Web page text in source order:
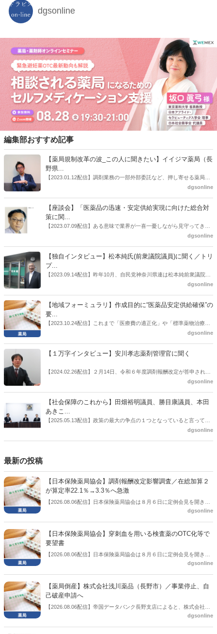
dgsonline
編集部おすすめ記事
【薬局規制改革の波_この人に聞きたい】イイジマ薬局（長
野県...
【2023.01.12配信】調剤業務の一部外部委託など、押し寄せる薬局業
界への規制改革の波。この規制改革の波を薬局業界はどう受け止めた
はないだろうか。本紙ではこうした問題について、厚労省「薬局薬剤
師の業務及び薬局の機能に関するワーキンググループ」に参考人とし
ても出席していたイイジマ薬局（長野県上田市）開設者である飯島裕
dgsonline
【座談会】「医薬品の迅速・安定供給実現に向けた総合対
策に関...
【2023.07.09配信】ある意味で業界が一喜一憂しながら見守ってきた
厚労省「医薬品の迅速・安定供給実現に向けた総合対策に関する有識
書がとりまとめられた。ドラビズon-lineでは検討会を総括する目的で
厚労省医政局医薬産業振興・医療情報企画課長（医薬産業振興・医療
情報企画課セルフケア・セルフメディケーション推進室長併任）安藤
公一氏や青山学院大学名誉教授の三村優美子氏、 日本保険薬局協会医
dgsonline
【独自インタビュー】松本純氏(前衆議院議員)に聞く／トリ
プ...
【2023.09.14配信】昨年10月、自民党神奈川県連は松本純前衆議院議
員を「自民党神奈川1区」（横浜市中区・磯子区・金沢区）の支部長
候補の前提となるもの。薬剤師に関わる政策に広く・深く関わってき
た同氏の復活に向けた薬剤師業界の期待には熱いものがある。不透明
感の払拭できない医療・介護・障害者サービスのトリプル改定等へ
の、薬剤師業界の強い危機感の裏返しといってもいいだろう。本稿で
dgsonline
【地域フォーミュラリ】作成目的に“医薬品安定供給確保”の
要...
【2023.10.24配信】これまで「医療費の適正化」や「標準薬物治療の
推進」などが目的とされることが多かった地域フォーミュラリの作
た。医薬品の安定供給確保だ。10月22日に開かれた「日本フォーミュ
飯田市）は、会員薬局から安定供給確保への強い要望があったことを
受け、安定供給確保が見込めるPPI３成分について銘柄を含めて選定
dgsonline
【１万字インタビュー】安川孝志薬剤管理官に聞く
【2024.02.26配信】２月14日、令和６年度調剤報酬改定が答申され
た。本紙では、厚生労働省保険局医療課・薬剤管理官の安川孝志氏
dgsonline
【社会保障のこれから】田畑裕明議員、勝目康議員、本田
あきこ...
【2025.05.13配信】政策の最大の争点の１つとなっていると言っても
よいのが社会保障のこれからのあり方だ。特に与党では、政府関係者
dgsonline
最新の投稿
【日本保険薬局協会】調剤報酬改定影響調査／在総加算２
が算定率22.1％→3.3％へ急激
【2026.08.06配信】日本保険薬局協会は８月６日に定例会見を開き、
「令和８年度調剤報酬改定に係る保険薬局への影響」の調査結果を公
3.3％へ大きく低下した。
dgsonline
【日本保険薬局協会】穿刺血を用いる検査薬のOTC化等で
要望書
【2026.08.06配信】日本保険薬局協会は８月６日に定例会見を開き、
「穿刺血を用いる検査薬のOTC化等に関する要望書」を厚生労働省 医
dgsonline
【薬局倒産】株式会社浅川薬品（長野市）／事業停止、自
己破産申請へ
【2026.08.06配信】帝国データバンク長野支店によると、株式会社浅
川薬品（長野市）は7月31日に事業を停止し、自己破産申請の準備に
dgsonline